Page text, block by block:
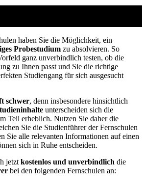
haben Sie die Möglichkeit, ein
Probestudium zu absolvieren. So
ganz unverbindlich testen, ob die
zu Ihnen passt und Sie die richtige
Studiengang für sich ausgesucht
schwer, denn insbesondere hinsichtlich
unterscheiden sich die
Teil erheblich. Nutzen Sie daher die
Sie die Studienführer der Fernschulen
Sie alle relevanten Informationen auf einen
sich in Ruhe entscheiden.
jetzt kostenlos und unverbindlich die
bei den folgenden Fernschulen an: